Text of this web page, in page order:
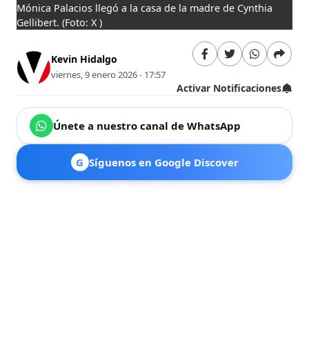
Mónica Palacios llegó a la casa de la madre de Cynthia
Gellibert.(Foto: X )
Kevin Hidalgo
viernes, 9 enero 2026 - 17:57
Activar Notificaciones
Únete a nuestro canal de WhatsApp
G Síguenos en Google Discover